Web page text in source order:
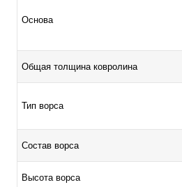
Основа
Общая толщина ковролина
Тип ворса
Состав ворса
Высота ворса